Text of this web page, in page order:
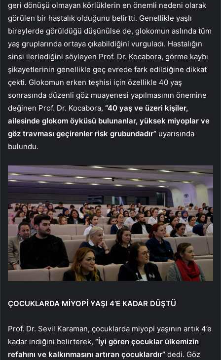
geri dönüşü olmayan körlüklerin en önemli nedeni olarak
görülen bir hastalık olduğunu belirtti. Genellikle yaşlı
bireylerde görüldüğü düşünülse de, glokomun aslında tüm
yaş gruplarında ortaya çıkabildiğini vurguladı. Hastalığın
sinsi ilerlediğini söyleyen Prof. Dr. Kocabora, görme kaybı
şikayetlerinin genellikle geç evrede fark edildiğine dikkat
çekti. Glokomun erken teşhisi için özellikle 40 yaş
sonrasında düzenli göz muayenesi yapılmasının önemine
değinen Prof. Dr. Kocabora, “40 yaş ve üzeri kişiler,
ailesinde glokom öyküsü bulunanlar, yüksek miyoplar ve
göz travması geçirenler risk grubundadır” uyarısında
bulundu.
ÇOCUKLARDA MİYOPİ YAŞI 4’E KADAR DÜŞTÜ
Prof. Dr. Sevil Karaman, çocuklarda miyopi yaşının artık 4’e
kadar indiğini belirterek, “İyi gören çocuklar ülkemizin
refahını ve kalkınmasını artıran çocuklardır” dedi. Göz